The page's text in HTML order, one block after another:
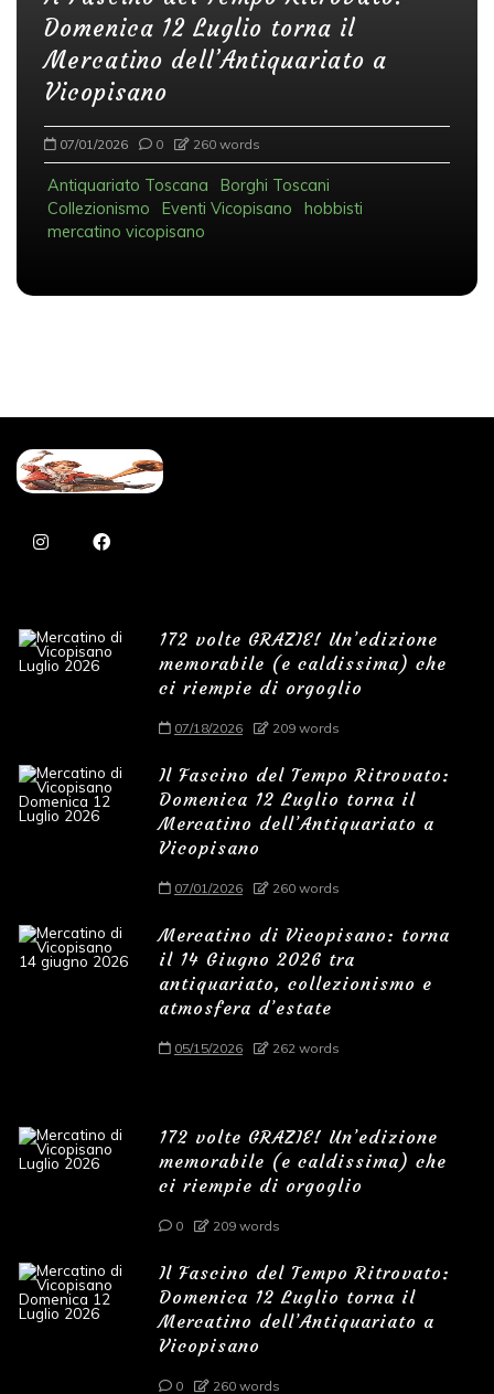
Domenica 12 Luglio torna il
Mercatino dell’Antiquariato a
Vicopisano
07/01/2026 0 260 words
Antiquariato Toscana
Borghi Toscani
Collezionismo
Eventi Vicopisano
hobbisti
mercatino vicopisano
172 volte GRAZIE! Un’edizione
memorabile (e caldissima) che
ci riempie di orgoglio
07/18/2026 209 words
Il Fascino del Tempo Ritrovato:
Domenica 12 Luglio torna il
Mercatino dell’Antiquariato a
Vicopisano
07/01/2026 260 words
Mercatino di Vicopisano: torna
il 14 Giugno 2026 tra
antiquariato, collezionismo e
atmosfera d’estate
05/15/2026 262 words
172 volte GRAZIE! Un’edizione
memorabile (e caldissima) che
ci riempie di orgoglio
0 209 words
Il Fascino del Tempo Ritrovato:
Domenica 12 Luglio torna il
Mercatino dell’Antiquariato a
Vicopisano
0 260 words